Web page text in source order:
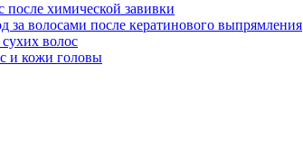
после химической завивки
за волосами после кератинового выпрямления
волос
и кожи головы